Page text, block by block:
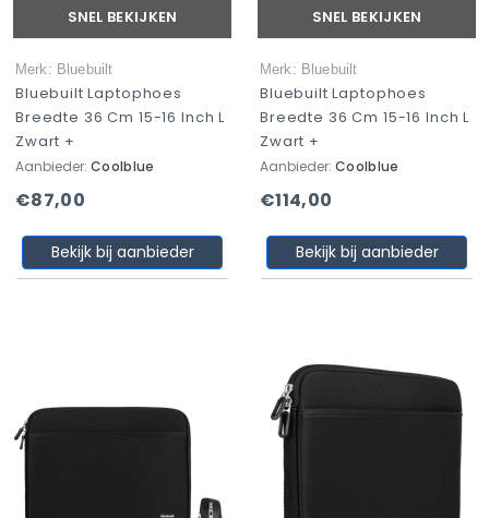
SNEL BEKIJKEN
Merk: Bluebuilt
Bluebuilt Laptophoes
Breedte 36 Cm 15-16 Inch L
Zwart +
Aanbieder: Coolblue
€87,00
Bekijk bij aanbieder
SNEL BEKIJKEN
Merk: Bluebuilt
Bluebuilt Laptophoes
Breedte 36 Cm 15-16 Inch L
Zwart +
Aanbieder: Coolblue
€114,00
Bekijk bij aanbieder